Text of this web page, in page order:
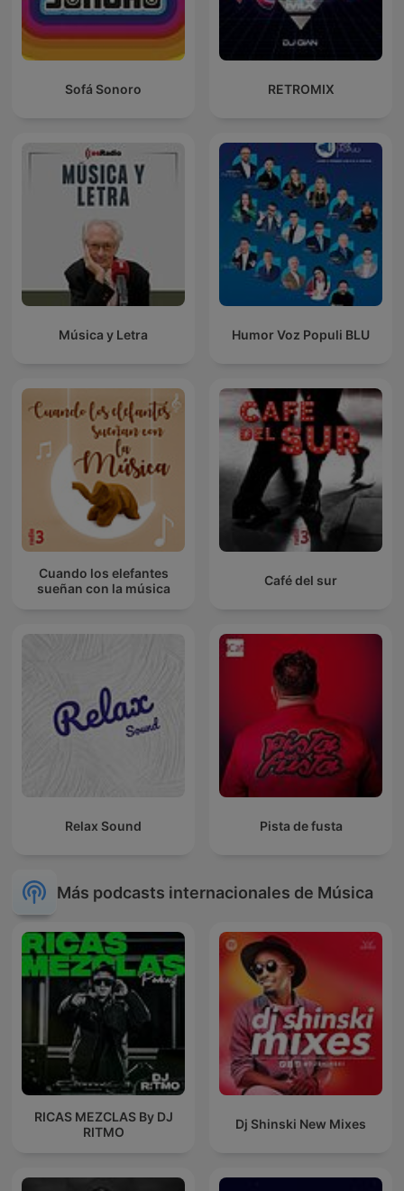
Sofá Sonoro RETROMIX
Música y Letra Humor Voz Populi BLU
Cuando los elefantes
sueñan con la música
Café del sur
Relax Sound Pista de fusta
Más podcasts internacionales de Música
RICAS MEZCLAS By DJ
RITMO
Dj Shinski New Mixes